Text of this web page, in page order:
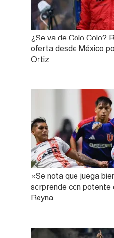
¿Se va de Colo Colo?
oferta desde México
Ortiz
«Se nota que juega
sorprende con potente
Reyna